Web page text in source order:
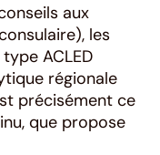
aux
les
ACLED
régionale
précisément ce
que propose